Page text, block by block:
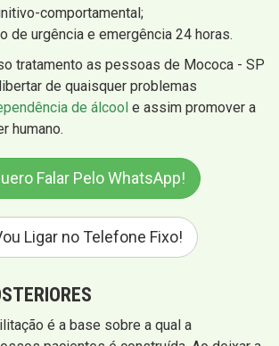
comportamental;
de urgência e emergência 24 horas.
tratamento as pessoas de Mococa - SP
de quaisquer problemas
de álcool e assim promover a
humano.
Falar Pelo WhatsApp!
Ligar no Telefone Fixo!
é a base sobre a qual a